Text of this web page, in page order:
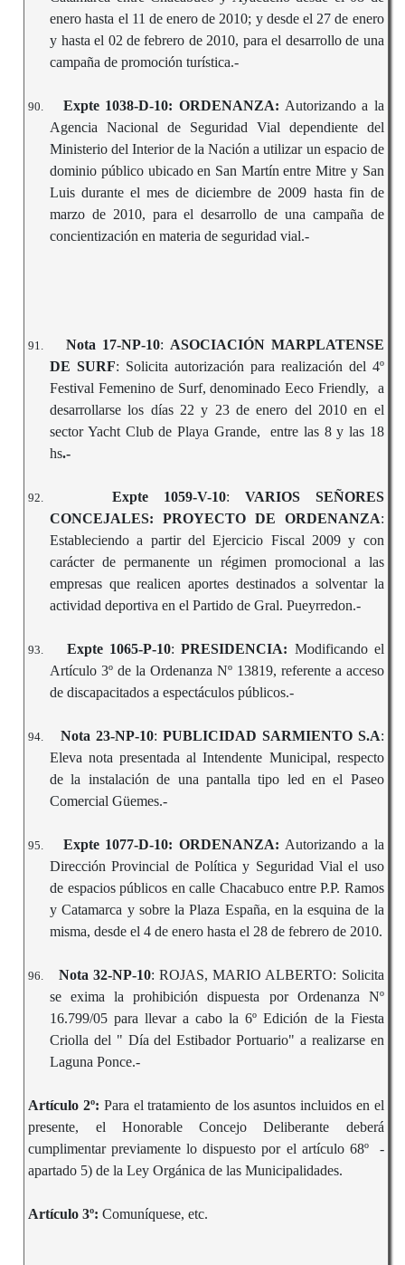
enero hasta el 11 de enero de 2010; y desde el 27 de enero
y hasta el 02 de febrero de 2010, para el desarrollo de una
campaña de promoción turística.-
90. Expte 1038-D-10: ORDENANZA: Autorizando a la
Agencia Nacional de Seguridad Vial dependiente del
Ministerio del Interior de la Nación a utilizar un espacio de
dominio público ubicado en San Martín entre Mitre y San
Luis durante el mes de diciembre de 2009 hasta fin de
marzo de 2010, para el desarrollo de una campaña de
concientización en materia de seguridad vial.-
91. Nota 17-NP-10: ASOCIACIÓN MARPLATENSE
DE SURF: Solicita autorización para realización del 4º
Festival Femenino de Surf, denominado Eeco Friendly, a
desarrollarse los días 22 y 23 de enero del 2010 en el
sector Yacht Club de Playa Grande, entre las 8 y las 18
hs.-
92. Expte 1059-V-10: VARIOS SEÑORES
CONCEJALES: PROYECTO DE ORDENANZA:
Estableciendo a partir del Ejercicio Fiscal 2009 y con
carácter de permanente un régimen promocional a las
empresas que realicen aportes destinados a solventar la
actividad deportiva en el Partido de Gral. Pueyrredon.-
93. Expte 1065-P-10:PRESIDENCIA: Modificando el
Artículo 3º de la Ordenanza Nº 13819, referente a acceso
de discapacitados a espectáculos públicos.-
94. Nota 23-NP-10:PUBLICIDAD SARMIENTO S.A:
Eleva nota presentada al Intendente Municipal, respecto
de la instalación de una pantalla tipo led en el Paseo
Comercial Güemes.-
95. Expte 1077-D-10: ORDENANZA: Autorizando a la
Dirección Provincial de Política y Seguridad Vial el uso
de espacios públicos en calle Chacabuco entre P.P. Ramos
y Catamarca y sobre la Plaza España, en la esquina de la
misma, desde el 4 de enero hasta el 28 de febrero de 2010.
96. Nota 32-NP-10: ROJAS, MARIO ALBERTO: Solicita
se exima la prohibición dispuesta por Ordenanza Nº
16.799/05 para llevar a cabo la 6º Edición de la Fiesta
Criolla del " Día del Estibador Portuario" a realizarse en
Laguna Ponce.-
Artículo 2º: Para el tratamiento de los asuntos incluidos en el
presente, el Honorable Concejo Deliberante deberá
cumplimentar previamente lo dispuesto por el artículo 68º -
apartado 5) de la Ley Orgánica de las Municipalidades.
Artículo 3º:Comuníquese, etc.